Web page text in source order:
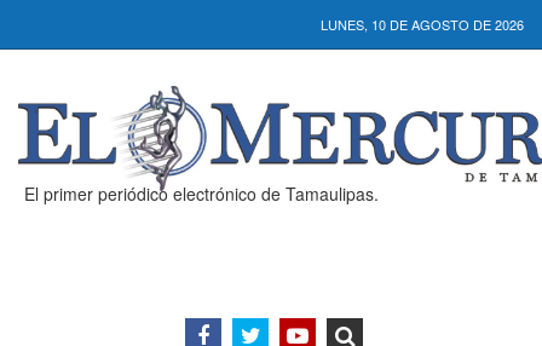
LUNES, 10 DE AGOSTO DE 2026
El primer periódico electrónico de Tamaulipas.